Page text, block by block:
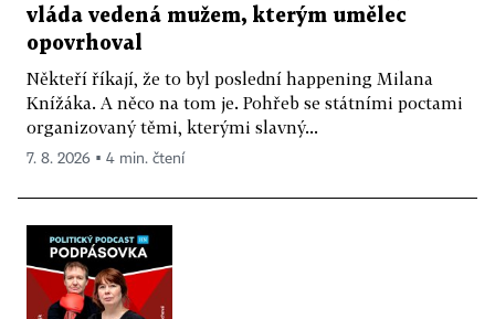
vláda vedená mužem, kterým umělec
opovrhoval
Někteří říkají, že to byl poslední happening Milana
Knížáka. A něco na tom je. Pohřeb se státními poctami
organizovaný těmi, kterými slavný...
7. 8. 2026 ▪ 4 min. čtení